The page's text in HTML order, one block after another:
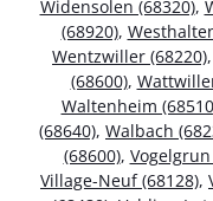
Widensolen (68320),
(68920),
Wentzwiller (68220),
(68600),
Waltenheim
(68640), Walbach
(68600), Vogelgrun
Village-Neuf (68128),